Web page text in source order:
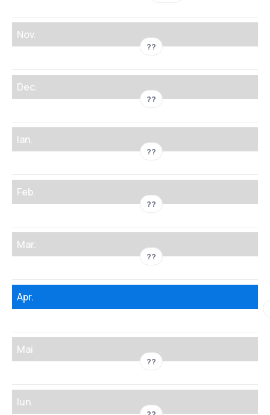
Nov.
??
Dec.
??
Ian.
??
Feb.
??
Mar.
??
Apr.
Mai
??
Iun.